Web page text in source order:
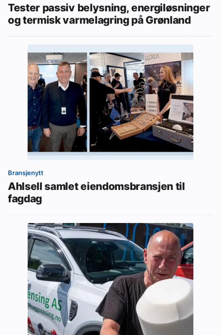
Tester passiv belysning, energiløsninger
og termisk varmelagring på Grønland
Bransjenytt
Ahlsell samlet eiendomsbransjen til
fagdag